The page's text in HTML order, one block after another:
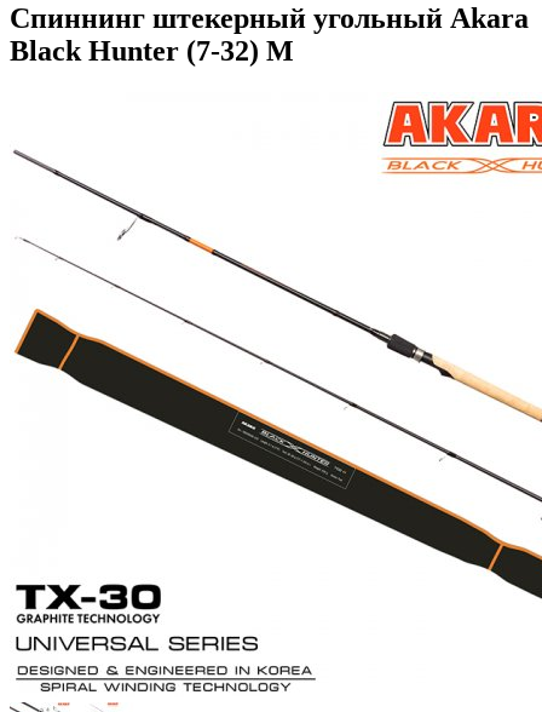
Спиннинг штекерный угольный Akara
Black Hunter (7-32) M